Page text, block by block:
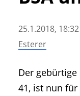
• Messen
• Mitteilung
• Artikel
25.1.2018, 18:32
Esterer
Der gebürtige
41, ist nun